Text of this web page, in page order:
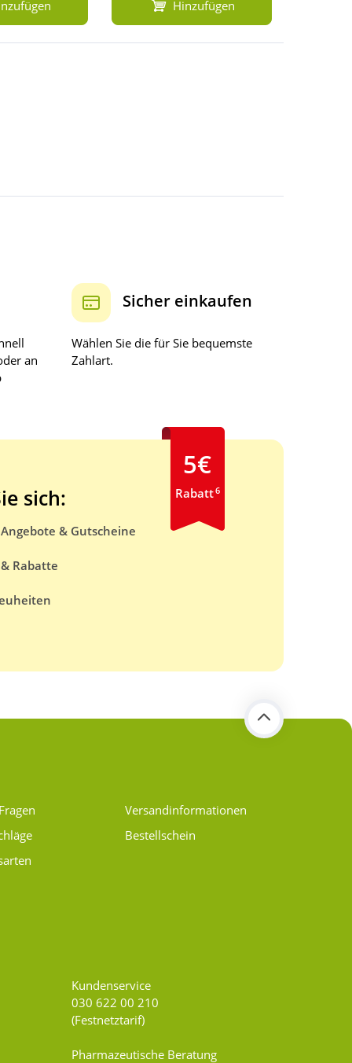
Hinzufügen
an
Sicher einkaufen
Wählen Sie die für Sie bequemste
Zahlart.
sich:
& Gutscheine
Rabatte
5€
Rabatt6
Versand­informationen
Bestellschein
Kundenservice
030 622 00 210
(Festnetztarif)
Pharmazeutische Beratung